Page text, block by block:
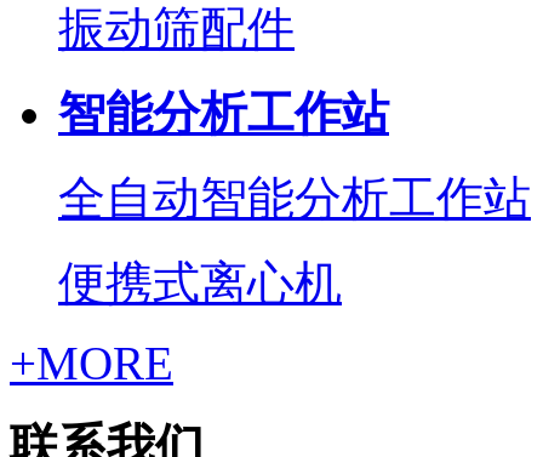
振动筛配件
智能分析工作站
全自动智能分析工作站
便携式离心机
+MORE